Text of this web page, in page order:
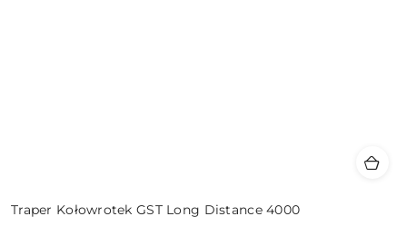
Traper Kołowrotek GST Long Distance 4000